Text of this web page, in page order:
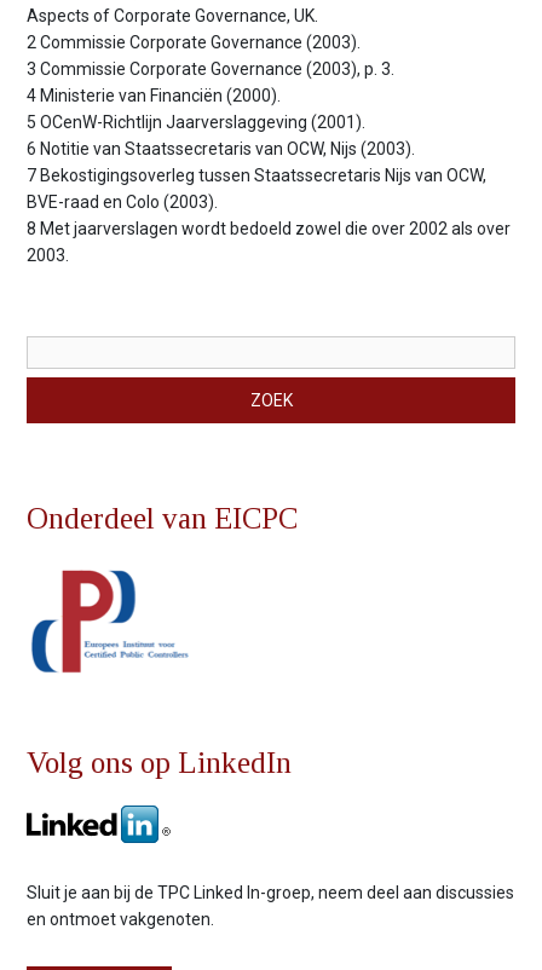
Aspects of Corporate Governance, UK.
2 Commissie Corporate Governance (2003).
3 Commissie Corporate Governance (2003), p. 3.
4 Ministerie van Financiën (2000).
5 OCenW-Richtlijn Jaarverslaggeving (2001).
6 Notitie van Staatssecretaris van OCW, Nijs (2003).
7 Bekostigingsoverleg tussen Staatssecretaris Nijs van OCW,
BVE-raad en Colo (2003).
8 Met jaarverslagen wordt bedoeld zowel die over 2002 als over
2003.
ZOEK
Onderdeel van EICPC
Volg ons op LinkedIn
Sluit je aan bij de TPC Linked In-groep, neem deel aan discussies
en ontmoet vakgenoten.